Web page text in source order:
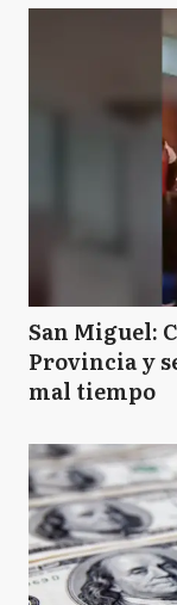
San Miguel:
Provincia y
mal tiempo